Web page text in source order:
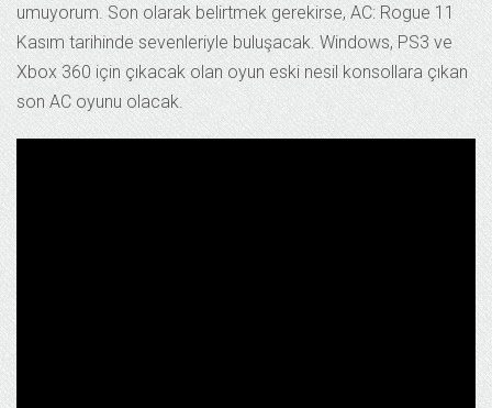
umuyorum. Son olarak belirtmek gerekirse, AC: Rogue 11
Kasım tarihinde sevenleriyle buluşacak. Windows, PS3 ve
Xbox 360 için çıkacak olan oyun eski nesil konsollara çıkan
son AC oyunu olacak.